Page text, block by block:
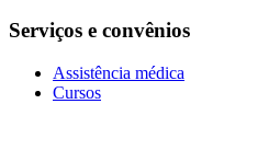
Serviços e convênios
Assistência médica
Cursos